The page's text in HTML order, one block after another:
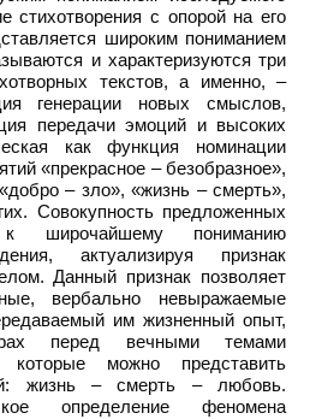
стихотворения с опорой на его
широким пониманием
и характеризуются три
текстов, а именно, –
генерации новых смыслов,
передачи эмоций и высоких
как функция номинации
«прекрасное – безобразное»,
– зло», «жизнь – смерть»,
Совокупность предложенных
широчайшему пониманию
актуализируя признак
Данный признак позволяет
вербально невыражаемые
им жизненный опыт,
перед вечными темами
которые можно представить
жизнь – смерть – любовь.
определение феномена